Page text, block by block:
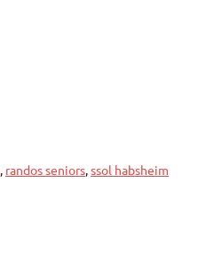
, randos seniors,ssol habsheim